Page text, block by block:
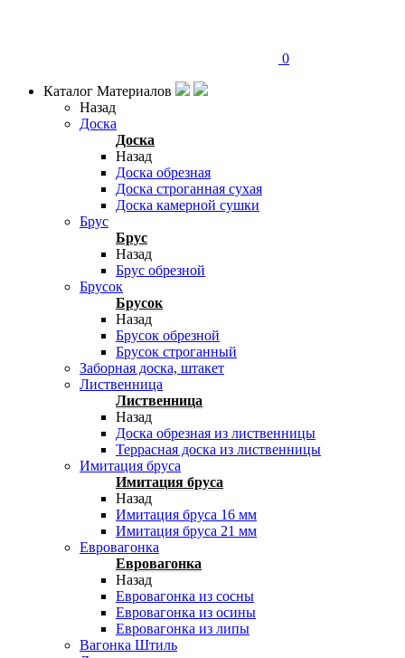
0
Каталог Материалов
Назад
Доска
Доска
Назад
Доска обрезная
Доска строганная сухая
Доска камерной сушки
Брус
Брус
Назад
Брус обрезной
Брусок
Брусок
Назад
Брусок обрезной
Брусок строганный
Заборная доска, штакет
Лиственница
Лиственница
Назад
Доска обрезная из лиственницы
Террасная доска из лиственницы
Имитация бруса
Имитация бруса
Назад
Имитация бруса 16 мм
Имитация бруса 21 мм
Евровагонка
Евровагонка
Назад
Евровагонка из сосны
Евровагонка из осины
Евровагонка из липы
Вагонка Штиль